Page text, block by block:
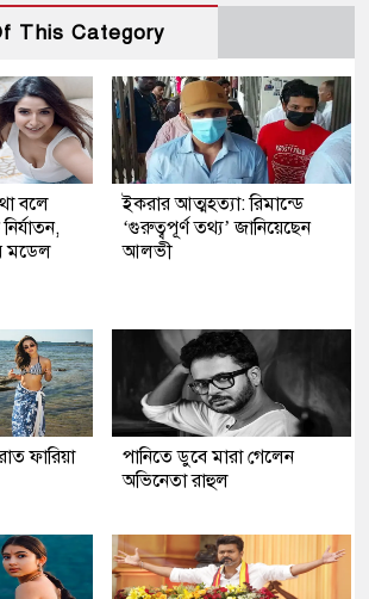
This Category
বলে
মডেল
ইকরার আত্মহত্যা: রিমান্ডে
‘গুরুত্বপূর্ণ তথ্য’ জানিয়েছেন
আলভী
ফারিয়া
পানিতে ডুবে মারা গেলেন
অভিনেতা রাহুল